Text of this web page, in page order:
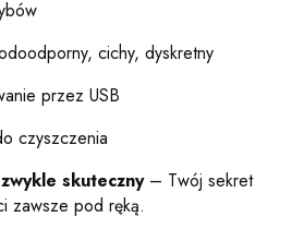
cichy, dyskretny
przez USB
czyszczenia
skuteczny– Twój sekret
zawsze pod ręką.